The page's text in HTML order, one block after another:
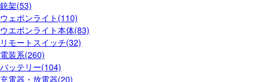
銃架(53)
ウェポンライト(110)
ウエポンライト本体(83)
リモートスイッチ(32)
電装系(260)
バッテリー(104)
充電器・放電器(20)